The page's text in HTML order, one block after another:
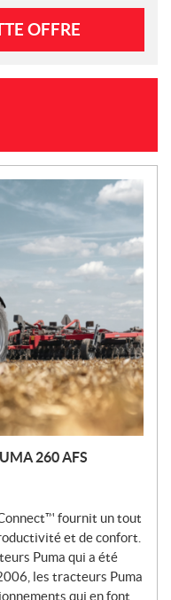
260 AFS
fournit un tout
et de confort.
Puma qui a été
les tracteurs Puma
qui en font